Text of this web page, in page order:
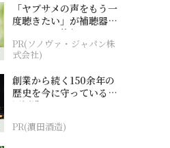
「ヤブサメの声をもう一
度聴きたい」が補聴器チ
ャレンジの後押しに
PR(ソノヴァ・ジャパン株
式会社)
創業から続く150余年の
歴史を今に守っている濵
田酒造
PR(濵田酒造)